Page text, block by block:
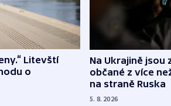
Litevští
o
Na Ukrajině jsou
občané z více
na straně Ruska
5. 8. 2026